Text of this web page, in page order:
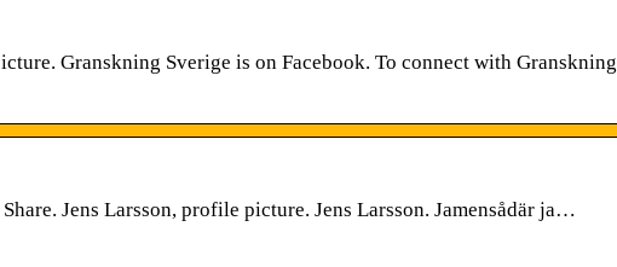
Granskning Sverige is on Facebook. To connect with Granskning
Jens Larsson, profile picture. Jens Larsson. Jamensådär ja…